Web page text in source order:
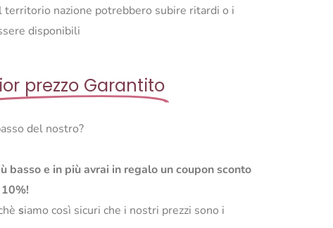
nazione potrebbero subire ritardi o i
disponibili
prezzo Garantito
del nostro?
basso e in più avrai in regalo un coupon sconto
siamo così sicuri che i nostri prezzi sono i